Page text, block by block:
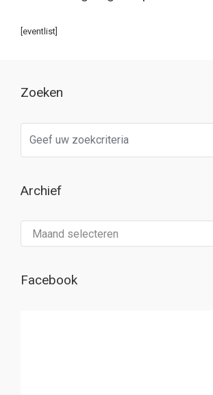
[eventlist]
Zoeken
Archief
Facebook